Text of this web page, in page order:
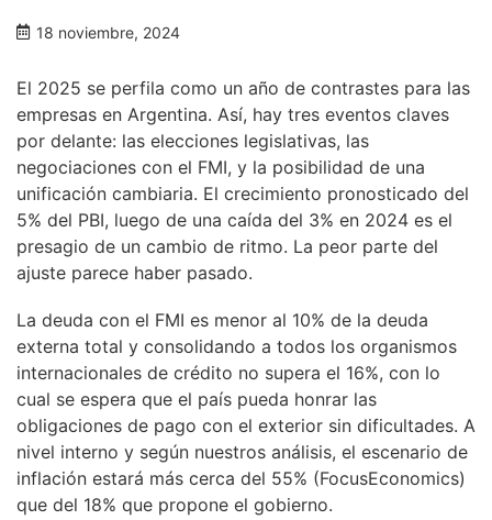
18 noviembre, 2024
El 2025 se perfila como un año de contrastes para las
empresas en Argentina. Así, hay tres eventos claves
por delante: las elecciones legislativas, las
negociaciones con el FMI, y la posibilidad de una
unificación cambiaria. El crecimiento pronosticado del
5% del PBI, luego de una caída del 3% en 2024 es el
presagio de un cambio de ritmo. La peor parte del
ajuste parece haber pasado.
La deuda con el FMI es menor al 10% de la deuda
externa total y consolidando a todos los organismos
internacionales de crédito no supera el 16%, con lo
cual se espera que el país pueda honrar las
obligaciones de pago con el exterior sin dificultades. A
nivel interno y según nuestros análisis, el escenario de
inflación estará más cerca del 55% (FocusEconomics)
que del 18% que propone el gobierno.